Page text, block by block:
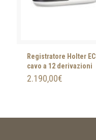
Registratore Holter
cavo a 12 derivazioni
2.190,00€